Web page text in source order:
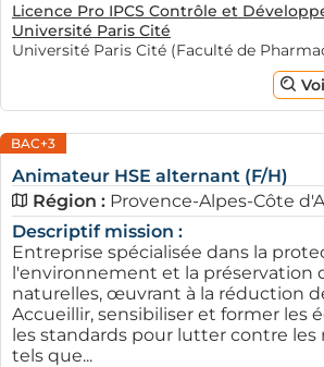
Licence Pro IPCS Contrôle et
Université Paris Cité
Université Paris Cité (Faculté de
BAC+3
Animateur HSE alternant (F/H)
Région : Provence-Alpes-Côte
Descriptif mission :
Entreprise spécialisée dans la
l'environnement et la préservation
naturelles, œuvrant à la réduction
Accueillir, sensibiliser et former les
les standards pour lutter contre les
tels que...